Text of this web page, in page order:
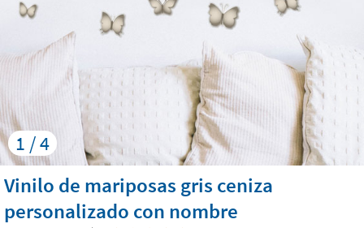
1 / 4
Vinilo de mariposas gris ceniza
personalizado con nombre